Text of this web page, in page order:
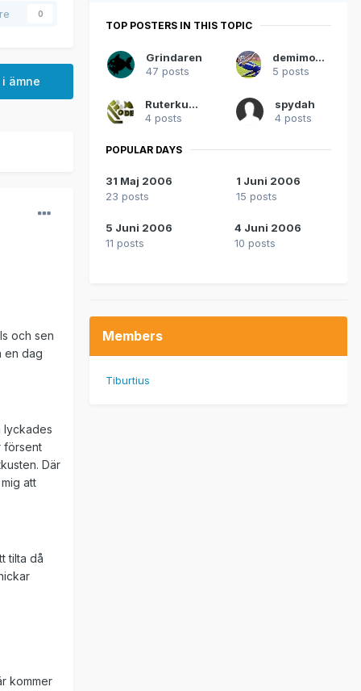
0
i ämne
och sen
en dag
lyckades
försent
Där
att
tilta då
kommer
TOP POSTERS IN THIS TOPIC
Grindaren
47 posts
demimonde
5 posts
Ruterkung
4 posts
spydah
4 posts
POPULAR DAYS
31 Maj 2006
23 posts
1 Juni 2006
15 posts
5 Juni 2006
11 posts
4 Juni 2006
10 posts
Members
Tiburtius